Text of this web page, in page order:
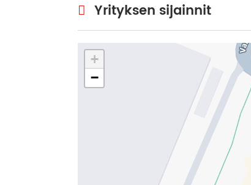
Yrityksen sijainnit
+
−